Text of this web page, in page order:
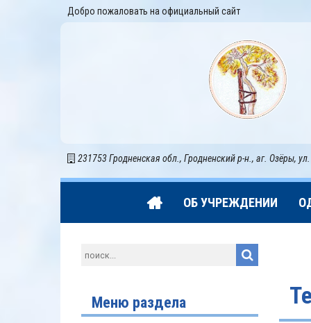
Добро пожаловать на официальный сайт
231753 Гродненская обл., Гродненский р-н., аг. Озёры,
ОБ УЧРЕЖДЕНИИ
Меню раздела